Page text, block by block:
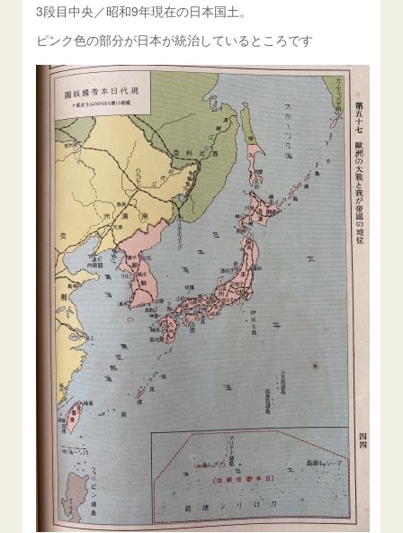
3段目中央／昭和9年現在の日本国土。
ピンク色の部分が日本が統治しているところです